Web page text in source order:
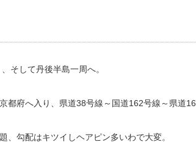
そして丹後半島一周へ。
都府へ入り、県道38号線～国道162号線～県道16
、勾配はキツイしヘアピン多いわで大変。